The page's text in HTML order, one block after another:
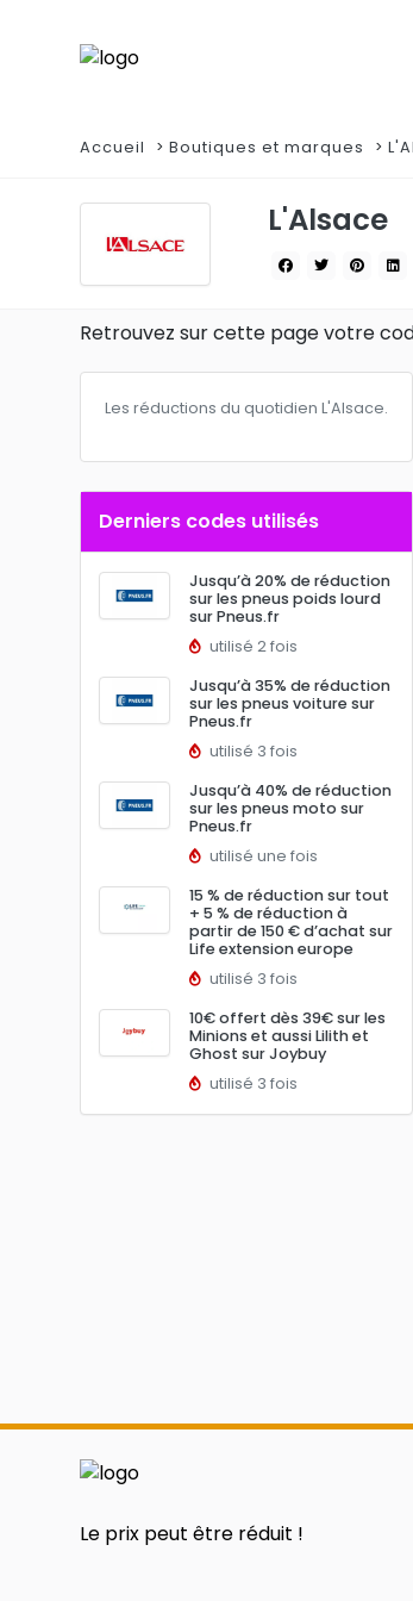
Accueil Boutiques et marques
L'Alsace
Retrouvez sur cette page votre
Les réductions du quotidien L'Alsace.
Derniers codes utilisés
Jusqu’à 20% de réduction
sur les pneus poids lourd
sur Pneus.fr
utilisé 2 fois
Jusqu’à 35% de réduction
sur les pneus voiture sur
Pneus.fr
utilisé 3 fois
Jusqu’à 40% de réduction
sur les pneus moto sur
Pneus.fr
utilisé une fois
15 % de réduction sur tout
+ 5 % de réduction à
partir de 150 € d’achat sur
Life extension europe
utilisé 3 fois
10€ offert dès 39€ sur les
Minions et aussi Lilith et
Ghost sur Joybuy
utilisé 3 fois
Le prix peut être réduit !